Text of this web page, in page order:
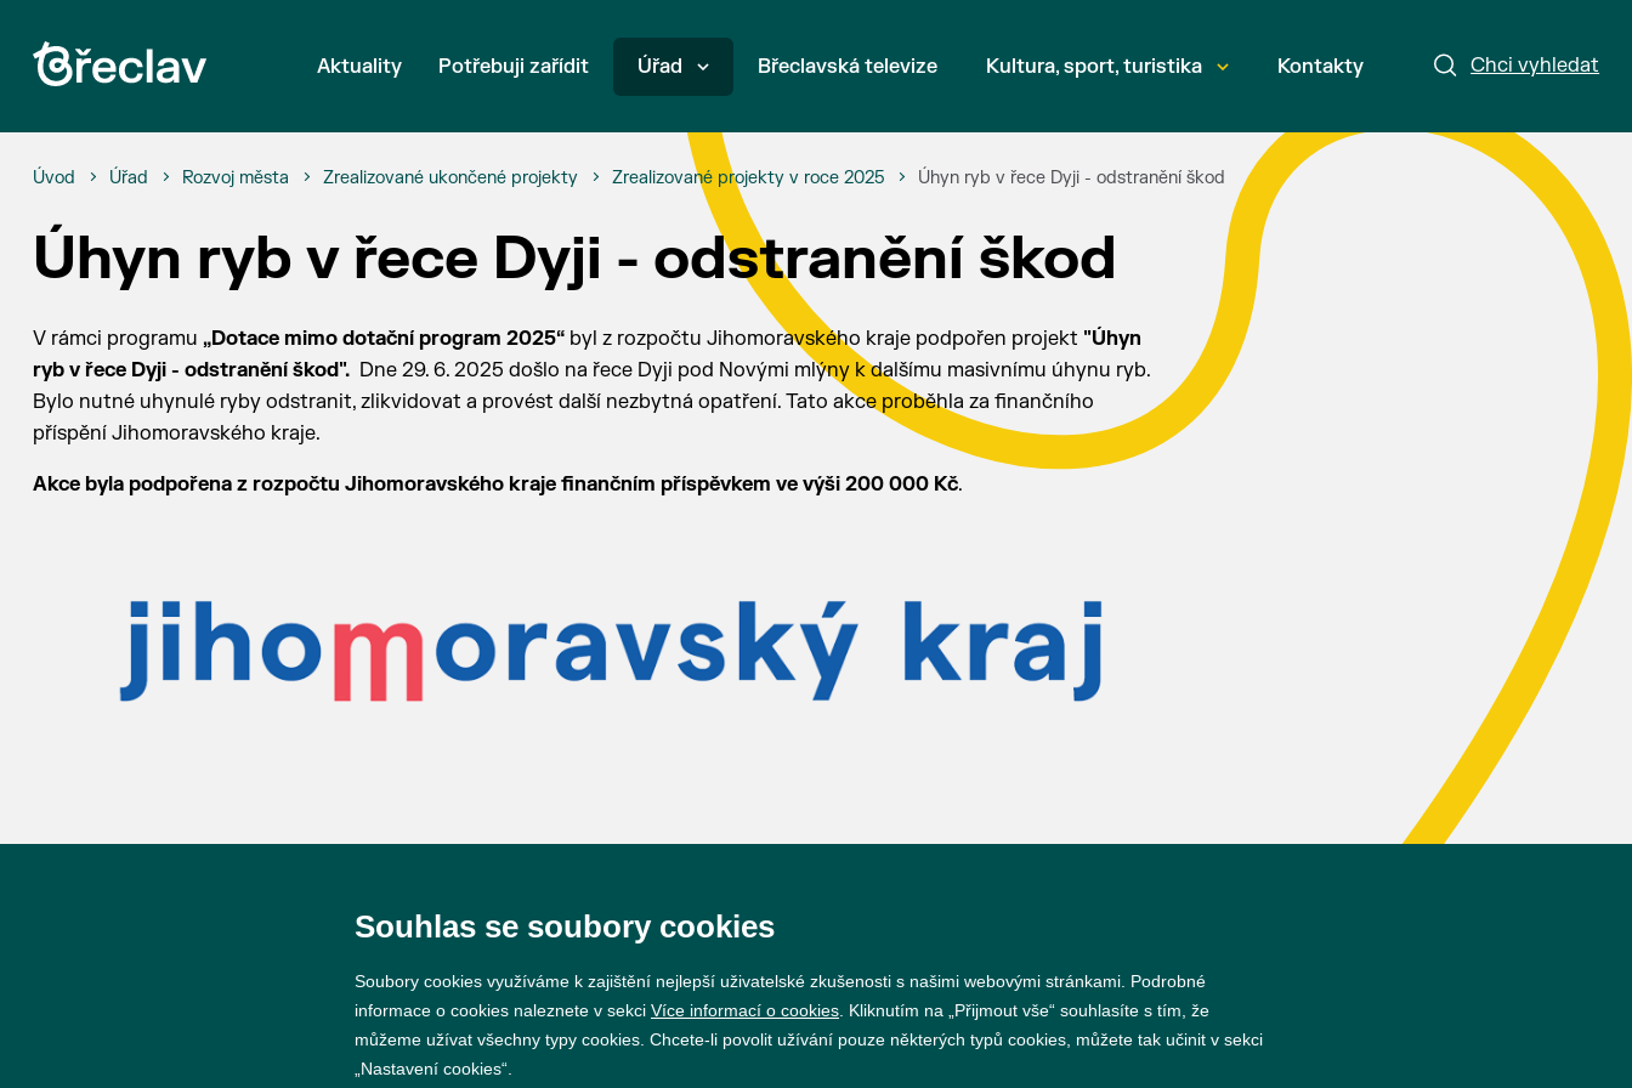
Chci vyhledat
Aktuality Potřebuji zařídit Úřad Břeclavská televize Kultura, sport, turistika Kontakty
Úvod Úřad Rozvoj města Zrealizované ukončené projekty Zrealizované projekty v roce 2025 Úhyn ryb v řece Dyji - odstranění škod
Úhyn ryb v řece Dyji - odstranění škod
V rámci programu „Dotace mimo dotační program 2025“byl z rozpočtu Jihomoravského kraje podpořen projekt "Úhyn
ryb v řece Dyji - odstranění škod". Dne 29. 6. 2025 došlo na řece Dyji pod Novými mlýny k dalšímu masivnímu úhynu ryb.
Bylo nutné uhynulé ryby odstranit, zlikvidovat a provést další nezbytná opatření. Tato akce proběhla za finančního
příspění Jihomoravského kraje.
Akce byla podpořena z rozpočtu Jihomoravského kraje finančním příspěvkem ve výši 200 000 Kč.
Prohlášení o přístupnosti Nastavení cookies
Souhlas se soubory cookies
Soubory cookies využíváme k zajištění nejlepší uživatelské zkušenosti s našimi webovými stránkami. Podrobné
informace o cookies naleznete v sekci Více informací o cookies . Kliknutím na „Přijmout vše“ souhlasíte s tím, že
můžeme užívat všechny typy cookies. Chcete-li povolit užívání pouze některých typů cookies, můžete tak učinit v sekci
„Nastavení cookies“.